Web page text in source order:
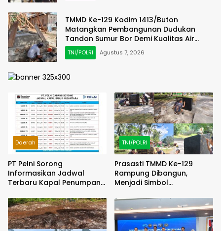
TMMD Ke-129 Kodim 1413/Buton
Matangkan Pembangunan Dudukan
Tandon Sumur Bor Demi Kualitas Air
Bersih
TNI/POLRI Agustus 7, 2026
Daerah
PT Pelni Sorong
Informasikan Jadwal
Terbaru Kapal Penumpang
Papua Barat Daya
TNI/POLRI
Prasasti TMMD Ke-129
Rampung Dibangun,
Menjadi Simbol
Kenangan Abadi untuk
Kampung Sesor